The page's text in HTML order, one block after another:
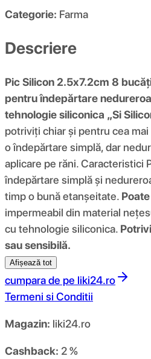
Categorie: Farma
Descriere
Pic Silicon 2.5x7.2cm 8
pentru îndepărtare
tehnologie siliconica „Si
potriviți chiar și pentru cea
o îndepărtare simplă, dar
aplicare pe răni. Caracteristici
îndepărtare simplă și
timp o bună etanșeitate.
impermeabil din material
cu tehnologie siliconica.
sau sensibilă.
Afișează tot
cumpara de pe liki24.ro
Termeni si Conditii
Magazin: liki24.ro
Cashback: 2 %